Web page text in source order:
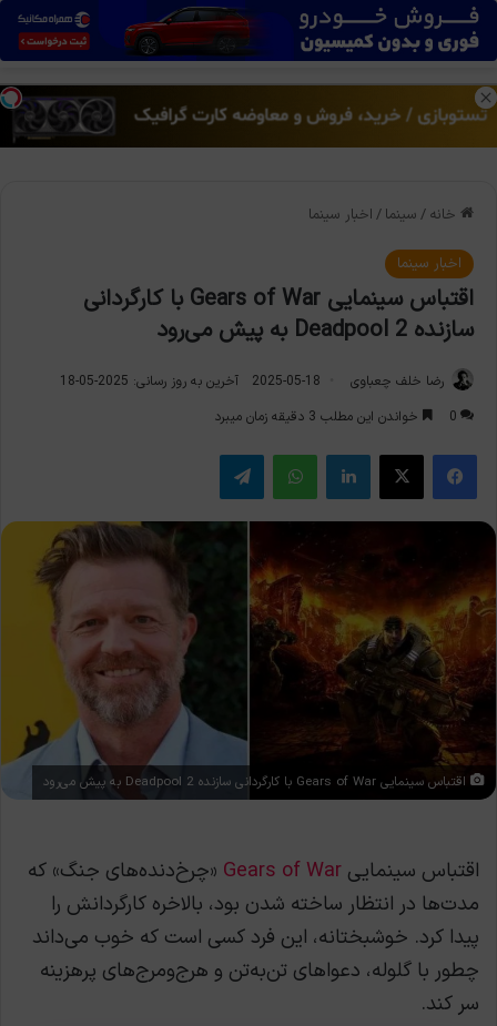
منو
خانه / سینما / اخبار سینما
اخبار سینما
اقتباس سینمایی Gears of War با کارگردانی
سازنده Deadpool 2 به پیش می‌رود
رضا خلف چعباوی 2025-05-18
آخرین به روز رسانی: 2025-05-18
0
خواندن این مطلب 3 دقیقه زمان میبرد
فیس بوک X لینکدین واتس آپ تلگرام
اقتباس سینمایی Gears of War با کارگردانی سازنده Deadpool 2 به پیش می‌رود
اقتباس سینمایی Gears of War «چرخ‌دنده‌های جنگ» که
مدت‌ها در انتظار ساخته شدن بود، بالاخره کارگردانش را
پیدا کرد. خوشبختانه، این فرد کسی است که خوب می‌داند
چطور با گلوله، دعواهای تن‌به‌تن و هرج‌ومرج‌های پرهزینه
سر کند.